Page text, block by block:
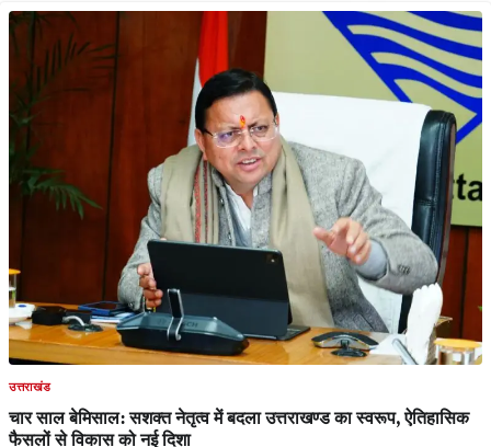
उत्तराखंड
चार साल बेमिसाल: सशक्त नेतृत्व में बदला उत्तराखण्ड का स्वरूप, ऐतिहासिक
फैसलों से विकास को नई दिशा